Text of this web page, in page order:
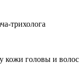
трихолога
кожи головы и волос